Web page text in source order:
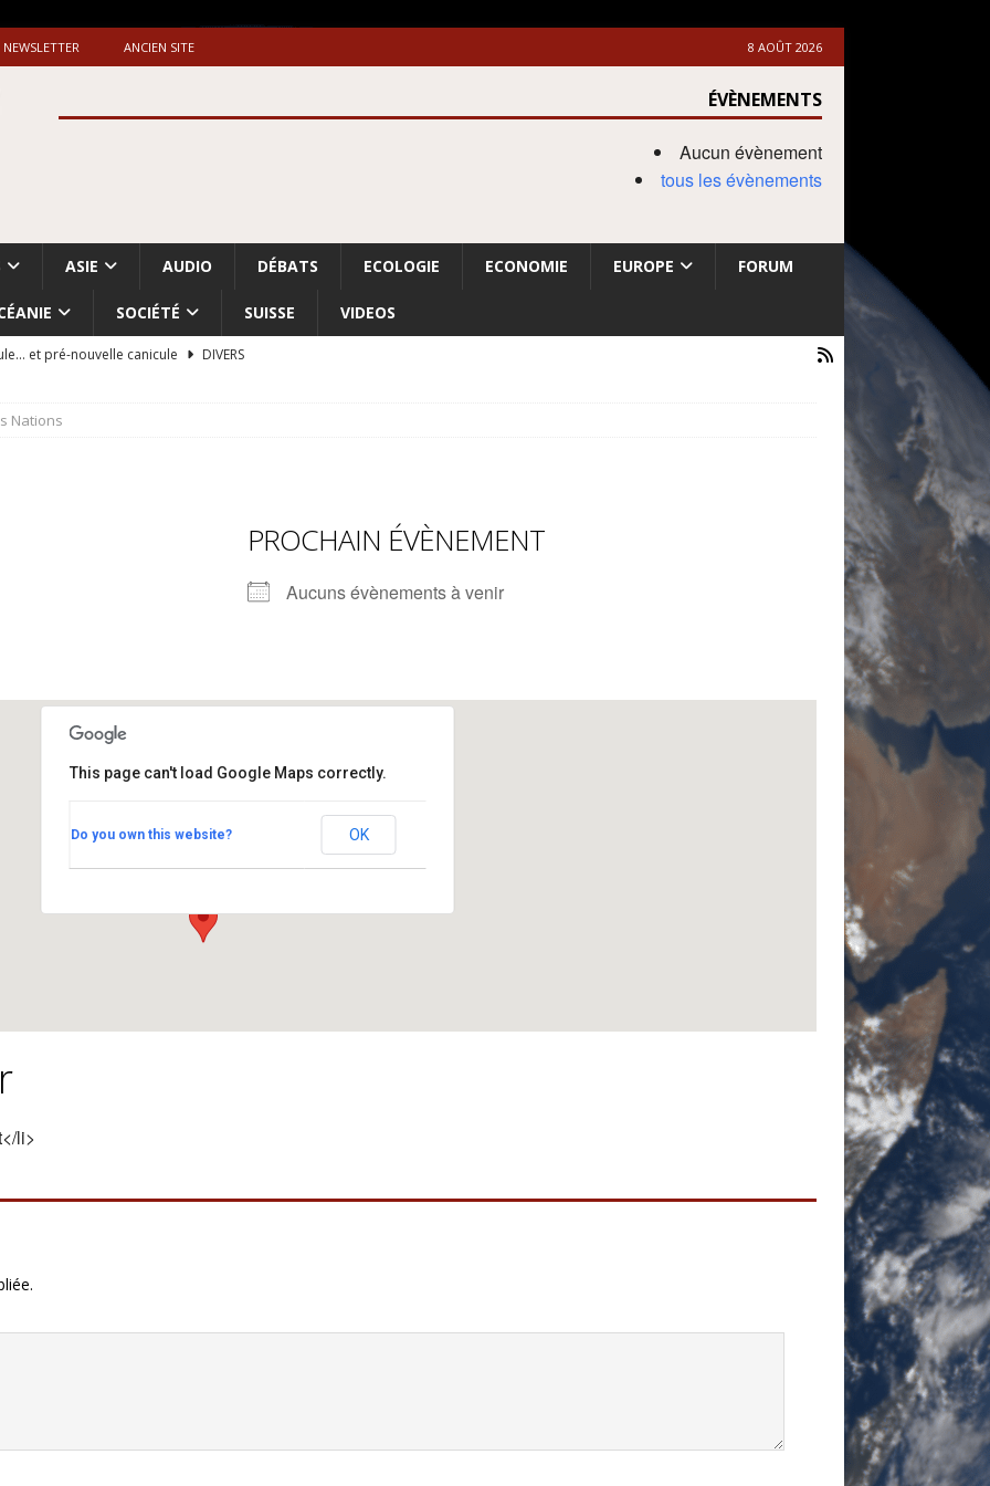
NEWSLETTER ANCIEN SITE 8 AOÛT 2026
ÉVÈNEMENTS
Aucun évènement
tous les évènements
ASIE AUDIO DÉBATS ECOLOGIE ECONOMIE EUROPE FORUM
SOCIÉTÉ SUISSE VIDEOS
et pré-nouvelle canicule
DIVERS
du nettoyage ethnique en Cisjordanie et à Gaza
Nations
PROCHAIN ÉVÈNEMENT
Aucuns évènements à venir
Voir Évènements
This page can't load Google Maps correctly.
Do you own this website? OK
li>